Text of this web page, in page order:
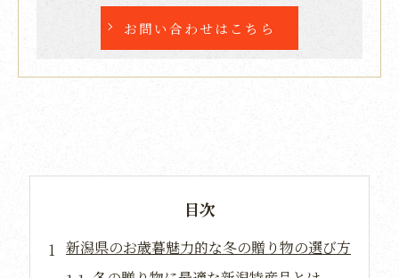
お問い合わせはこちら
目次
新潟県のお歳暮魅力的な冬の贈り物の選び方